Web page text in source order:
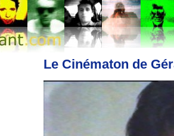
Le Cinématon de